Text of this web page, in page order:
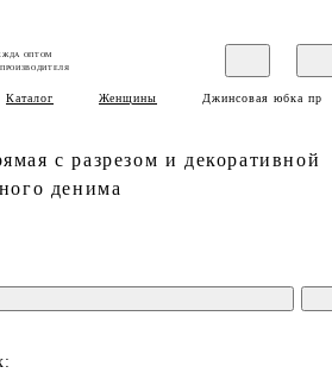
ОПТОМ
Каталог Женщины Джинсовая юбка
с разрезом и декоративной
денима